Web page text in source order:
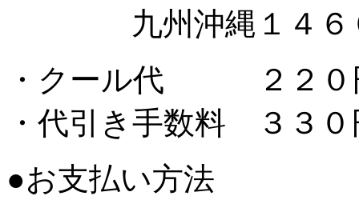
九州沖縄１４６
・クール代 ２２０
・代引き手数料 ３３０
●お支払い方法